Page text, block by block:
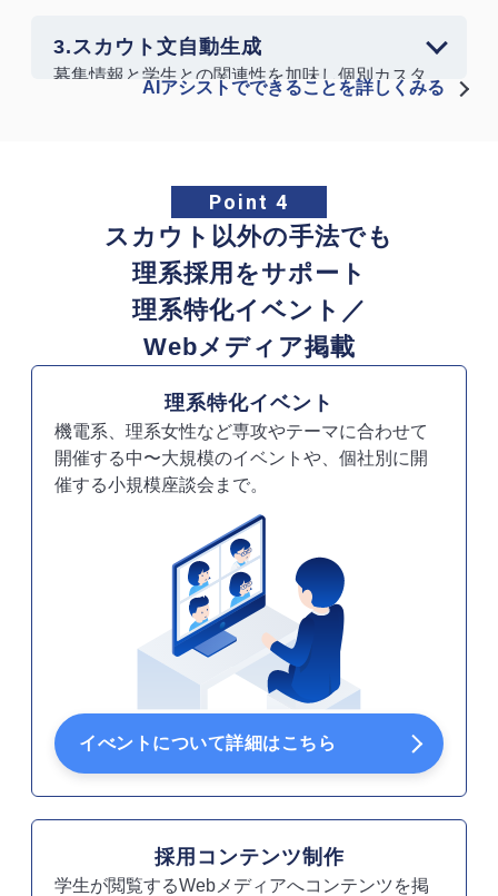
のかも明確に。
3.スカウト文自動生成
募集情報と学生との関連性を加味し個別カスタ
マイズされたスカウト文面を自動生成。
AIアシストでできることを詳しくみる
Point 4
スカウト以外の手法でも
理系採用をサポート
理系特化イベント／
Webメディア掲載
理系特化イベント
機電系、理系女性など専攻やテーマに合わせて
開催する中〜大規模のイベントや、個社別に開
催する小規模座談会まで。
イべントについて詳細はこちら
採用コンテンツ制作
学生が閲覧するWebメディアへコンテンツを掲